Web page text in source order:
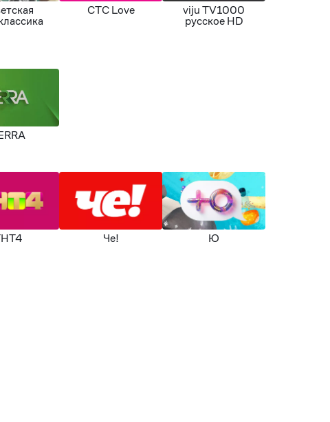
СТС Love viju TV1000
русское HD
Че! Ю